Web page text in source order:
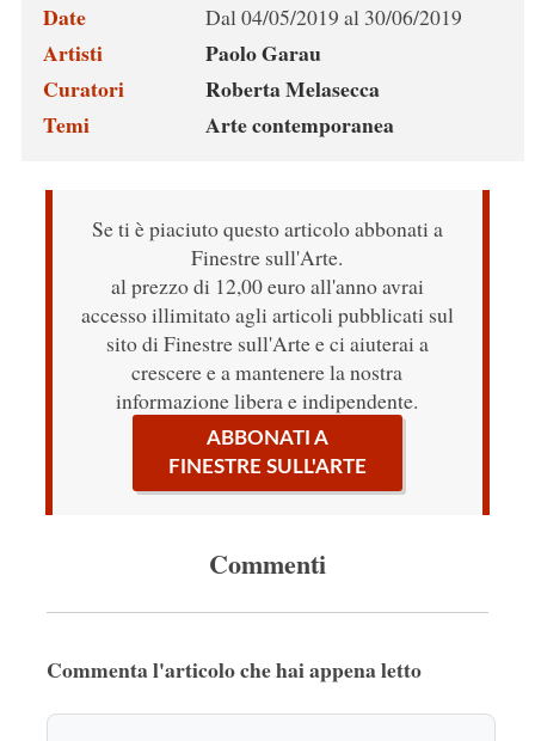
Date
Dal 04/05/2019 al 30/06/2019
Artisti
Paolo Garau
Curatori
Roberta Melasecca
Temi
Arte contemporanea
Se ti è piaciuto questo articolo abbonati a
Finestre sull'Arte.
al prezzo di 12,00 euro all'anno avrai
accesso illimitato agli articoli pubblicati sul
sito di Finestre sull'Arte e ci aiuterai a
crescere e a mantenere la nostra
informazione libera e indipendente.
ABBONATI A
FINESTRE SULL'ARTE
Commenti
Commenta l'articolo che hai appena letto